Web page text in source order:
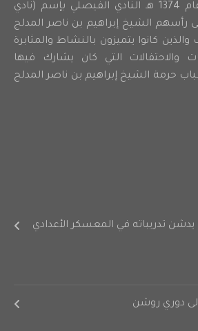
أسس شباب حرمه عام 1374 هـ النادي الفيصلي بإسم (نادي
الشيخ إبراهيم بن ناصر المدلج
كانوا يتميزون بالنشاط والمثابرة
والاحتفالات التي كان يشارك فيها
حرمة الشيخ إبراهيم بن ناصر المدلج
تحت 21 عامًا يدشن تدريباته في المعسكر الأعدادي
دوري روشن